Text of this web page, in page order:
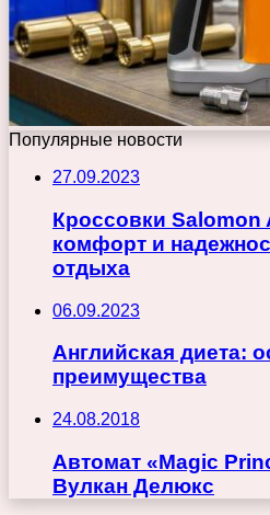
Популярные новости
27.09.2023
Кроссовки Salomon
комфорт и
отдыха
06.09.2023
Английская диета:
преимущества
24.08.2018
Автомат «Magic
Вулкан Делюкс